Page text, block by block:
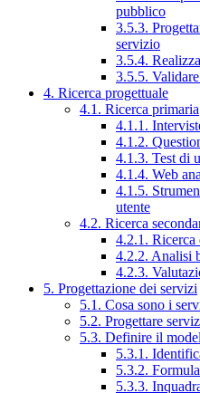
pubblico
3.5.3.
servizio
3.5.4.
3.5.5.
4. Ricerca progettuale
4.1. Ricerca primaria
4.1.1.
4.1.2.
4.1.3. Test di
4.1.4. Web
4.1.5.
utente
4.2. Ricerca
4.2.1. Ricerca
4.2.2. Analisi
4.2.3.
5. Progettazione dei servizi
5.1. Cosa sono i
5.2. Progettare
5.3. Definire il
5.3.1.
5.3.2.
5.3.3.